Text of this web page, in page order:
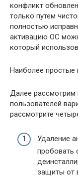
конфликт
только путем
полностью
активацию OC
который
Наиболее простые
Далее рассмотрим
пользователей
рассмотрите
Удаление
пробовать
защиты от